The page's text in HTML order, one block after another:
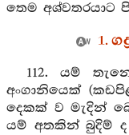
තෙම අශ්වතරයාට
1.
112. යම්
අංගානියෙක්
දෙකක් ව මැදින්
යම් අතකින් බුදිම්